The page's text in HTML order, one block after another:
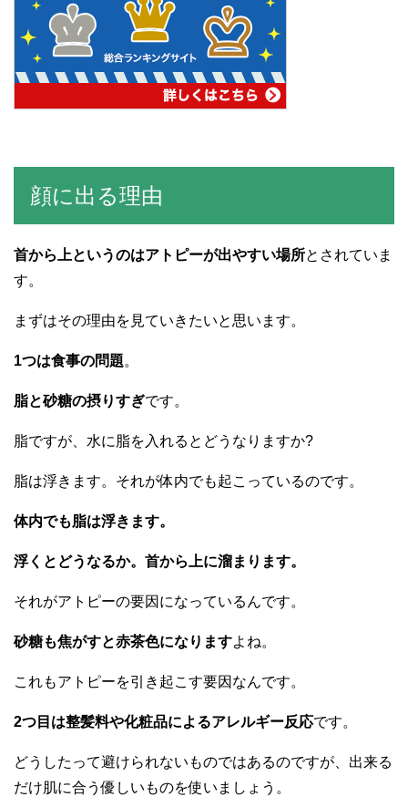
顔に出る理由
首から上というのはアトピーが出やすい場所とされていま
す。
まずはその理由を見ていきたいと思います。
1つは食事の問題。
脂と砂糖の摂りすぎです。
脂ですが、水に脂を入れるとどうなりますか?
脂は浮きます。それが体内でも起こっているのです。
体内でも脂は浮きます。
浮くとどうなるか。首から上に溜まります。
それがアトピーの要因になっているんです。
砂糖も焦がすと赤茶色になりますよね。
これもアトピーを引き起こす要因なんです。
2つ目は整髪料や化粧品によるアレルギー反応です。
どうしたって避けられないものではあるのですが、出来る
だけ肌に合う優しいものを使いましょう。